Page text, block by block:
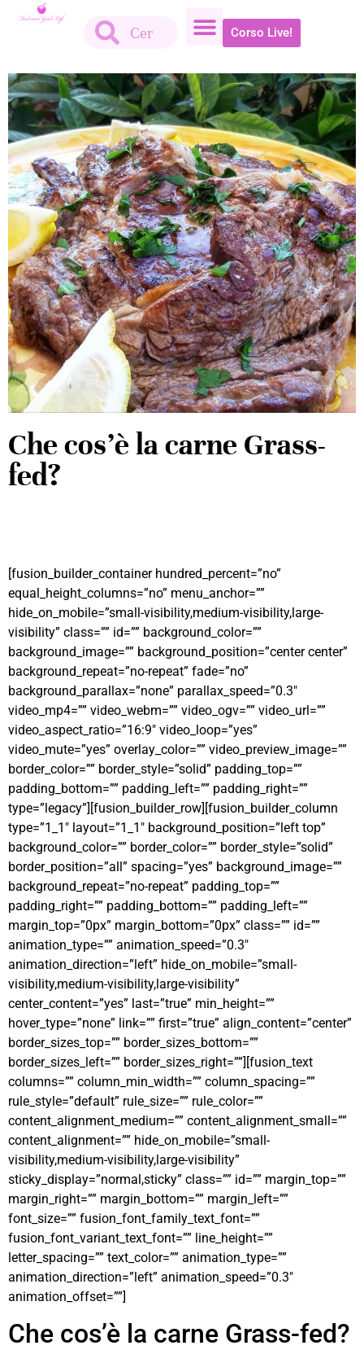
Corso Live!
Che cos’è la carne Grass-
fed?
[fusion_builder_container hundred_percent=”no”
equal_height_columns=”no” menu_anchor=””
hide_on_mobile=”small-visibility,medium-visibility,large-
visibility” class=”” id=”” background_color=””
background_image=”” background_position=”center center”
background_repeat=”no-repeat” fade=”no”
background_parallax=”none” parallax_speed=”0.3″
video_mp4=”” video_webm=”” video_ogv=”” video_url=””
video_aspect_ratio=”16:9″ video_loop=”yes”
video_mute=”yes” overlay_color=”” video_preview_image=””
border_color=”” border_style=”solid” padding_top=””
padding_bottom=”” padding_left=”” padding_right=””
type=”legacy”][fusion_builder_row][fusion_builder_column
type=”1_1″ layout=”1_1″ background_position=”left top”
background_color=”” border_color=”” border_style=”solid”
border_position=”all” spacing=”yes” background_image=””
background_repeat=”no-repeat” padding_top=””
padding_right=”” padding_bottom=”” padding_left=””
margin_top=”0px” margin_bottom=”0px” class=”” id=””
animation_type=”” animation_speed=”0.3″
animation_direction=”left” hide_on_mobile=”small-
visibility,medium-visibility,large-visibility”
center_content=”yes” last=”true” min_height=””
hover_type=”none” link=”” first=”true” align_content=”center”
border_sizes_top=”” border_sizes_bottom=””
border_sizes_left=”” border_sizes_right=””][fusion_text
columns=”” column_min_width=”” column_spacing=””
rule_style=”default” rule_size=”” rule_color=””
content_alignment_medium=”” content_alignment_small=””
content_alignment=”” hide_on_mobile=”small-
visibility,medium-visibility,large-visibility”
sticky_display=”normal,sticky” class=”” id=”” margin_top=””
margin_right=”” margin_bottom=”” margin_left=””
font_size=”” fusion_font_family_text_font=””
fusion_font_variant_text_font=”” line_height=””
letter_spacing=”” text_color=”” animation_type=””
animation_direction=”left” animation_speed=”0.3″
animation_offset=””]
Che cos’è la carne Grass-fed?